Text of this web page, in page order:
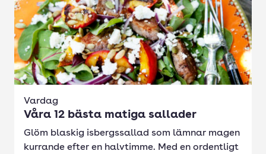
Vardag
Våra 12 bästa matiga sallader
Glöm blaskig isbergssallad som lämnar magen
kurrande efter en halvtimme. Med en ordentligt